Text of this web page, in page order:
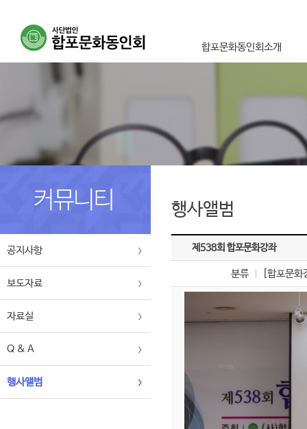
합포문화동인회소개
조직도
오시는길
공지사항
보도자료
자료실
Q & A
행사앨범
행사앨범
제538회 합포문화강좌
분류 [합포문